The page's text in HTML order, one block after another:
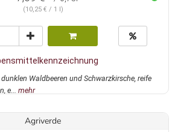
(10,25 € / 1 l)
Waldbeeren und Schwarzkirsche, reife
e... mehr
Agriverde